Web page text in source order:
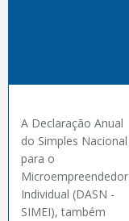
A Declaração Anual
do Simples Nacional
para o
Microempreendedor
Individual (DASN -
SIMEI), também